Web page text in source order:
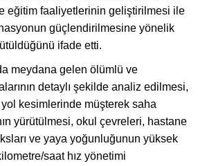
eğitim faaliyetlerinin geliştirilmesi ile
güçlendirilmesine yönelik
ifade etti.
meydana gelen ölümlü ve
detaylı şekilde analiz edilmesi,
kesimlerinde müşterek saha
yürütülmesi, okul çevreleri, hastane
ve yaya yoğunluğunun yüksek
saat hız yönetimi